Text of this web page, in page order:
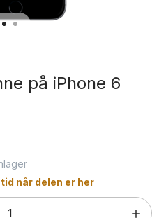
på iPhone 6
når delen er her